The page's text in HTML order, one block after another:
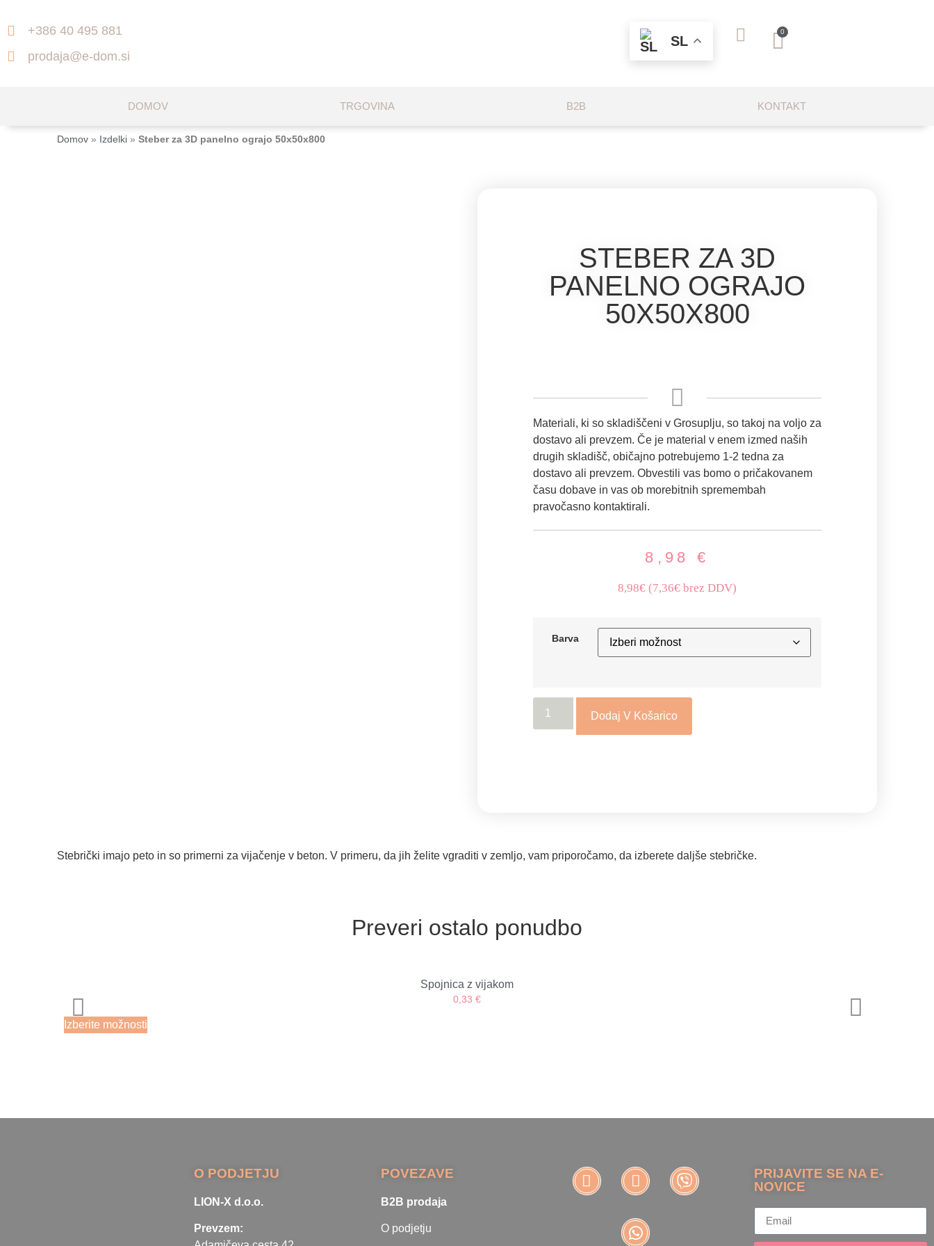
+386 40 495 881
prodaja@e-dom.si
SL
0
DOMOV TRGOVINA B2B KONTAKT
Domov » Izdelki » Steber za 3D panelno ograjo 50x50x800
STEBER ZA 3D
PANELNO OGRAJO
50X50X800
Materiali, ki so skladiščeni v Grosuplju, so takoj na voljo za
dostavo ali prevzem. Če je material v enem izmed naših
drugih skladišč, običajno potrebujemo 1-2 tedna za
dostavo ali prevzem. Obvestili vas bomo o pričakovanem
času dobave in vas ob morebitnih spremembah
pravočasno kontaktirali.
8,98€
8,98€ (7,36€ brez DDV)
Barva
Dodaj V Košarico
Stebrički imajo peto in so primerni za vijačenje v beton. V primeru, da jih želite vgraditi v zemljo, vam priporočamo, da izberete daljše stebričke.
Preveri ostalo ponudbo
Spojnica z vijakom
0,33 €
Izberite možnosti
O PODJETJU
LION-X d.o.o.
Prevzem:
POVEZAVE
B2B prodaja
O podjetju
PRIJAVITE SE NA E-
NOVICE